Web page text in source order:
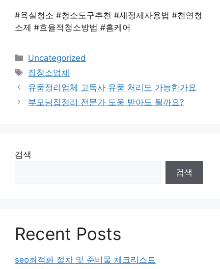
#욕실청소 #청소도구추천 #세정제사용법 #천연청
소제 #효율적청소방법 #홈케어
카
테
고
리
Uncategorized
태
그
집청소업체
유품정리업체 고독사 유품 처리도 가능한가요
부모님집정리 전문가 도움 받아도 될까요?
검색
검색
Recent Posts
seo최적화 절차 및 준비물 체크리스트